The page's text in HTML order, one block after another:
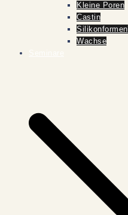
Kleine Poren
Castin
Silikonformen
Wachse